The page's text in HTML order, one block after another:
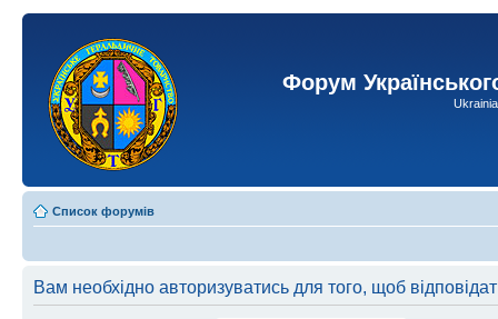
Форум
Список форумів
Вам необхідно авторизуватись для того, щоб